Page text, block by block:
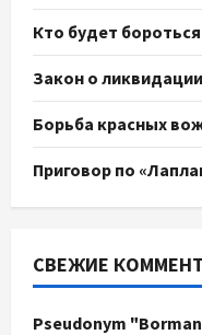
Кто будет
Закон о
Борьба красных
Приговор по
СВЕЖИЕ
Pseudonym